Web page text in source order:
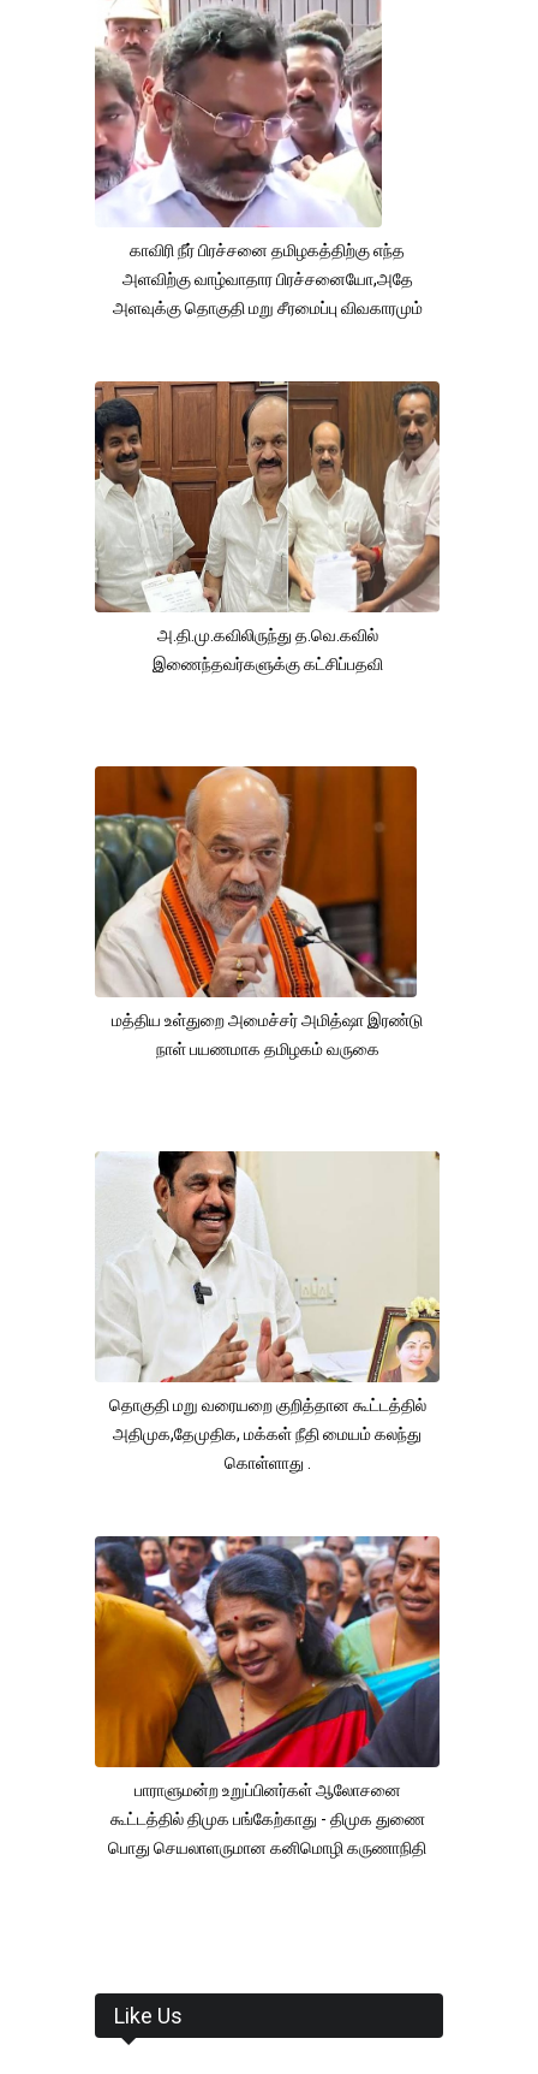
காவிரி நீர் பிரச்சனை தமிழகத்திற்கு எந்த
அளவிற்கு வாழ்வாதார பிரச்சனையோ,அதே
அளவுக்கு தொகுதி மறு சீரமைப்பு விவகாரமும்
அ.தி.மு.கவிலிருந்து த.வெ.கவில்
இணைந்தவர்களுக்கு கட்சிப்பதவி
மத்திய உள்துறை அமைச்சர் அமித்ஷா இரண்டு
நாள் பயணமாக தமிழகம் வருகை
தொகுதி மறு வரையறை குறித்தான கூட்டத்தில்
அதிமுக,தேமுதிக, மக்கள் நீதி மையம் கலந்து
கொள்ளாது .
பாராளுமன்ற உறுப்பினர்கள் ஆலோசனை
கூட்டத்தில் திமுக பங்கேற்காது - திமுக துணை
பொது செயலாளருமான கனிமொழி கருணாநிதி
Like Us